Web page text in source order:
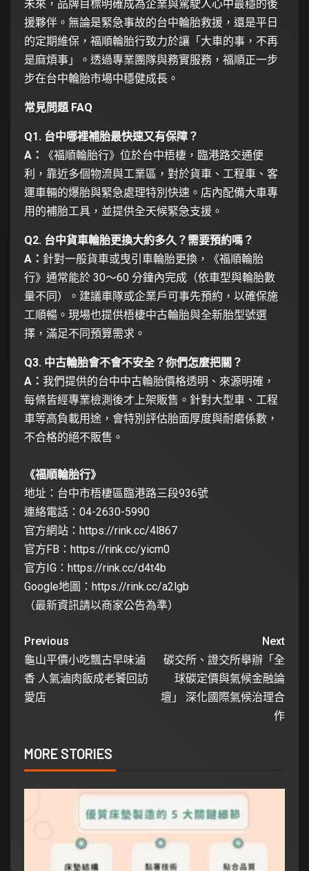
未來，品牌目標明確成為企業與駕駛人心中最穩的後
援夥伴。無論是緊急事故的台中輪胎救援，還是平日
的定期維保，福順輪胎行致力於讓「大車的事，不再
是麻煩事」。透過專業團隊與務實服務，福順正一步
步在台中輪胎市場中穩健成長。
常見問題 FAQ
Q1. 台中哪裡補胎最快速又有保障？
A：
《福順輪胎行》位於台中梧棲，臨港路交通便
利，靠近多個物流與工業區，對於貨車、工程車、客
運車輛的爆胎與緊急處理特別快速。店內配備大車專
用的補胎工具，並提供全天候緊急支援。
Q2. 台中貨車輪胎更換大約多久？需要預約嗎？
A： 針對一般貨車或曳引車輪胎更換，《福順輪胎
行》通常能於 30～60 分鐘內完成（依車型與輪胎數
量不同）。建議車隊或企業戶可事先預約，以確保施
工順暢。現場也提供梧棲中古輪胎與全新胎型號選
擇，滿足不同預算需求。
Q3. 中古輪胎會不會不安全？你們怎麼把關？
A： 我們提供的台中中古輪胎價格透明、來源明確，
每條皆經專業檢測後才上架販售。針對大型車、工程
車等高負載用途，會特別評估胎面厚度與耐磨係數，
不合格的絕不販售。
《福順輪胎行》
地址：台中市梧棲區臨港路三段936號
連絡電話：04-2630-5990
官方網站： https://rink.cc/4l867
官方FB： https://rink.cc/yicm0
官方IG： https://rink.cc/d4t4b
Google地圖： https://rink.cc/a2lgb
（最新資訊請以商家公告為準）
Previous
龜山平價小吃飄古早味滷
香 人氣滷肉飯成老饕回訪
愛店
Next
碳交所、證交所舉辦「全
球碳定價與氣候金融論
壇」 深化國際氣候治理合
作
MORE STORIES